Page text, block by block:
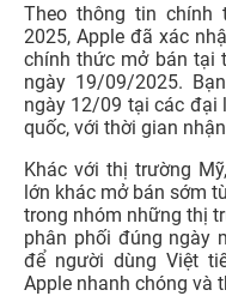
Theo thông tin chính
2025, Apple đã xác
chính thức mở bán tại
ngày 19/09/2025.
ngày 12/09 tại các đại
quốc, với thời gian
Khác với thị trường
lớn khác mở bán sớm
trong nhóm những thị
phân phối đúng ngày
để người dùng Việt
Apple nhanh chóng và